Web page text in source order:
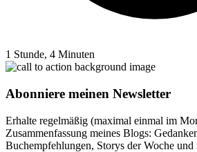
1 Stunde, 4 Minuten
Abonniere meinen Newsletter
Erhalte regelmäßig (maximal einmal im
Zusammenfassung meines Blogs:
Buchempfehlungen, Storys der Woche und